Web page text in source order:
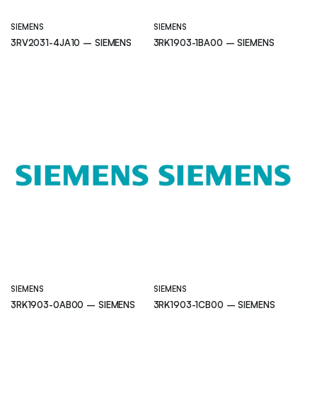
SIEMENS
3RV2031-4JA10 – SIEMENS
SIEMENS
3RK1903-1BA00 – SIEMENS
SIEMENS
3RK1903-0AB00 – SIEMENS
SIEMENS
3RK1903-1CB00 – SIEMENS